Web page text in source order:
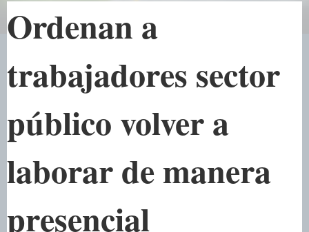
Ordenan a
trabajadores sector
público volver a
laborar de manera
presencial